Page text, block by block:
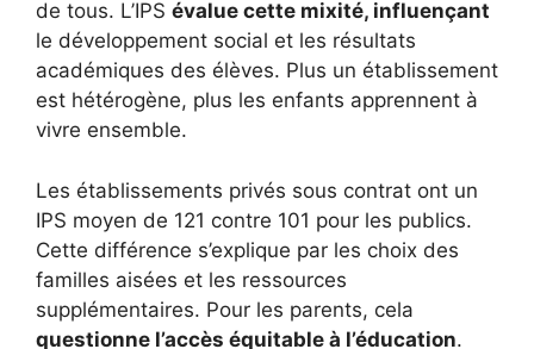
de tous. L’IPS évalue cette mixité, influençant
le développement social et les résultats
académiques des élèves. Plus un établissement
est hétérogène, plus les enfants apprennent à
vivre ensemble.
Les établissements privés sous contrat ont un
IPS moyen de 121 contre 101 pour les publics.
Cette différence s’explique par les choix des
familles aisées et les ressources
supplémentaires. Pour les parents, cela
questionne l’accès équitable à l’éducation.